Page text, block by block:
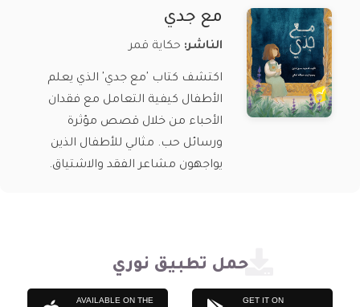
مع جدي
الناشر: حكاية قمر
اكتشف كتاب 'مع جدي' الذي يعلم
الأطفال كيفية التعامل مع فقدان
الأحباء من خلال قصص مؤثرة
ورسائل حب. مثالي للأطفال الذين
يواجهون مشاعر الفقد والاشتياق.
حمل تطبيق نوري
AVAILABLE ON THE GET IT ON